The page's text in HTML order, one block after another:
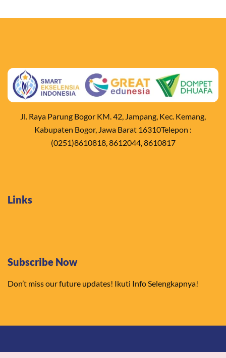
Jl. Raya Parung Bogor KM. 42, Jampang, Kec. Kemang,
Kabupaten Bogor, Jawa Barat 16310Telepon :
(0251)8610818, 8612044, 8610817
Links
Subscribe Now
Don’t miss our future updates! Ikuti Info Selengkapnya!